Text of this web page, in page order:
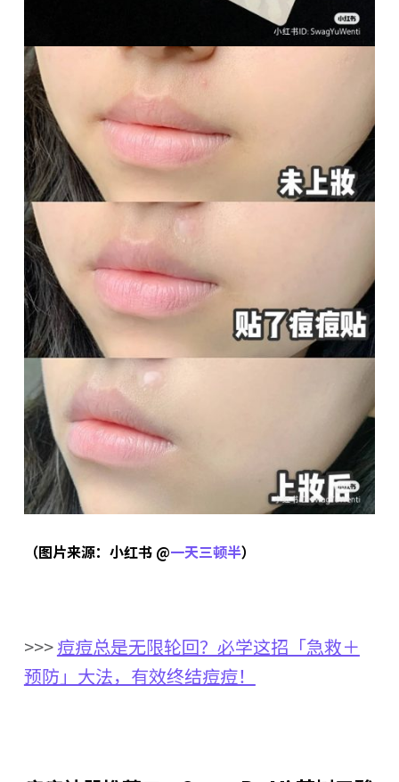
（图片来源：小红书 @一天三顿半）
>>>痘痘总是无限轮回？必学这招「急救＋
预防」大法，有效终结痘痘！